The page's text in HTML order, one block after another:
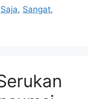
Saja, Sangat,